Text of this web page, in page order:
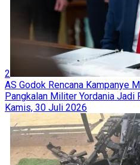
2
AS Godok Rencana Kampanye
Pangkalan Militer Yordania Jadi
Kamis, 30 Juli 2026